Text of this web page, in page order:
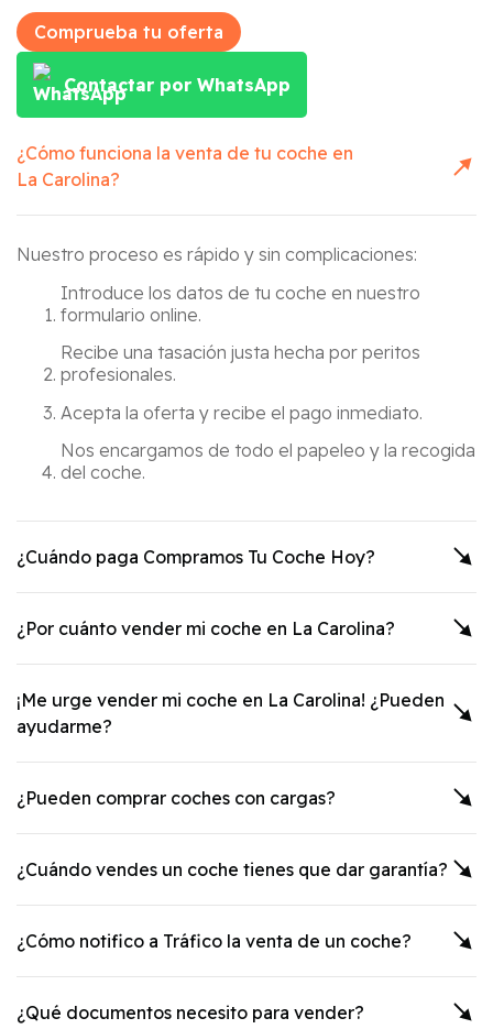
Comprueba tu oferta
Contactar por WhatsApp
¿Cómo funciona la venta de tu coche en
La Carolina?
Nuestro proceso es rápido y sin complicaciones:
Introduce los datos de tu coche en nuestro
formulario online.
Recibe una tasación justa hecha por peritos
profesionales.
Acepta la oferta y recibe el pago inmediato.
Nos encargamos de todo el papeleo y la recogida
del coche.
¿Cuándo paga Compramos Tu Coche Hoy?
¿Por cuánto vender mi coche en La Carolina?
¡Me urge vender mi coche en La Carolina! ¿Pueden
ayudarme?
¿Pueden comprar coches con cargas?
¿Cuándo vendes un coche tienes que dar garantía?
¿Cómo notifico a Tráfico la venta de un coche?
¿Qué documentos necesito para vender?